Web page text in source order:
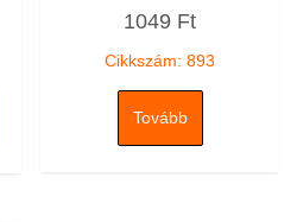
01049 Ft
Cikkszám: 893
Tovább